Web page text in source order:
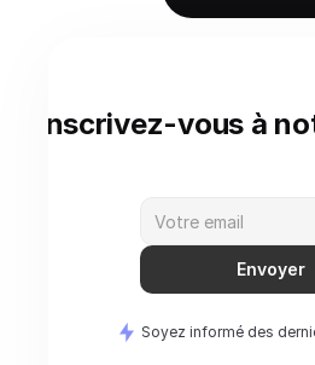
Inscrivez-vous à
Envoyer
Soyez informé des